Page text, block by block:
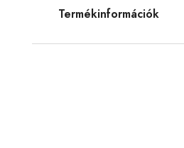
Termékinformációk